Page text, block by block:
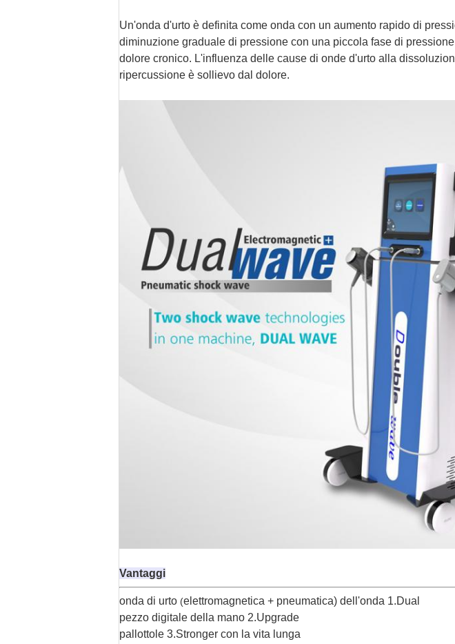
Un'onda d'urto è definita come onda con un aumento rapido di
diminuzione graduale di pressione con una piccola fase di
dolore cronico. L'influenza delle cause di onde d'urto alla
ripercussione è sollievo dal dolore.
Vantaggi
onda di urto (elettromagnetica + pneumatica) dell'onda 1.Dual
pezzo digitale della mano 2.Upgrade
pallottole 3.Stronger con la vita lunga